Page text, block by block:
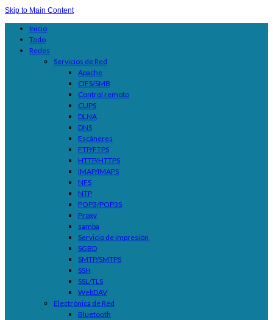
Skip to Main Content
Inicio
Todo
Redes
Servicios de Red
Apache
CIFS/SMB
Control remoto
CUPS
DLNA
DNS
Escáneres
FTP/FTPS
HTTP/HTTPS
IMAP/IMAPS
NFS
NTP
POP3/POP3S
Proxy
samba
Servicio de impresión
SGBD
SMTP/SMTPS
SSH
SSL/TLS
WebDAV
Electrónica de Red
Bluetooth